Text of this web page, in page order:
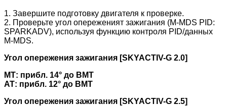
1. Завершите подготовку двигателя к проверке.
2. Проверьте угол опереженият зажигания (M-MDS PID:
SPARKADV), используя функцию контроля PID/данных
M-MDS.
Угол опережения зажигания [SKYACTIV-G 2.0]
МТ: прибл. 14° до ВМТ
АТ: прибл. 12° до ВМТ
Угол опережения зажигания [SKYACTIV-G 2.5]